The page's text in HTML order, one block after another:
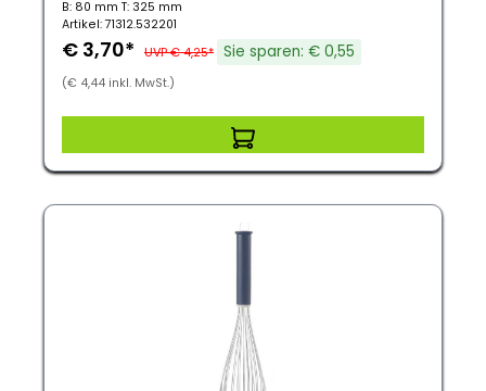
B: 80 mm T: 325 mm
Artikel: 71312.532201
€ 3,70* UVP € 4,25* Sie sparen: € 0,55
(€ 4,44 inkl. MwSt.)